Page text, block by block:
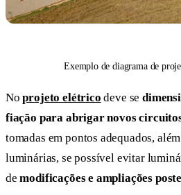
Exemplo de diagrama de
Noprojeto elétrico deve se
fiação para abrigar novos
tomadas em pontos adequados,
luminárias, se possível evitar
demodificações e ampliações